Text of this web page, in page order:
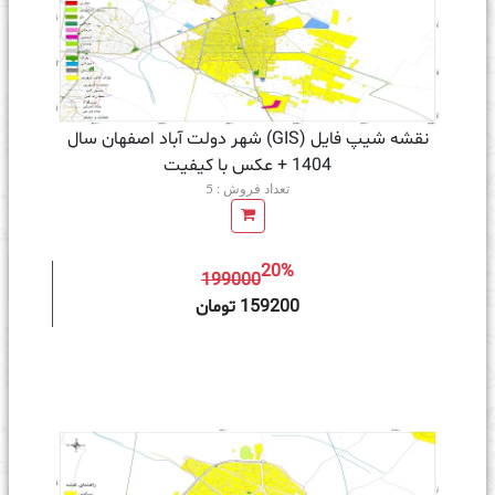
نقشه شیپ فایل (GIS) شهر دولت آباد اصفهان سال
1404 + عکس با کیفیت
تعداد فروش : 5
19900020%
159200 تومان